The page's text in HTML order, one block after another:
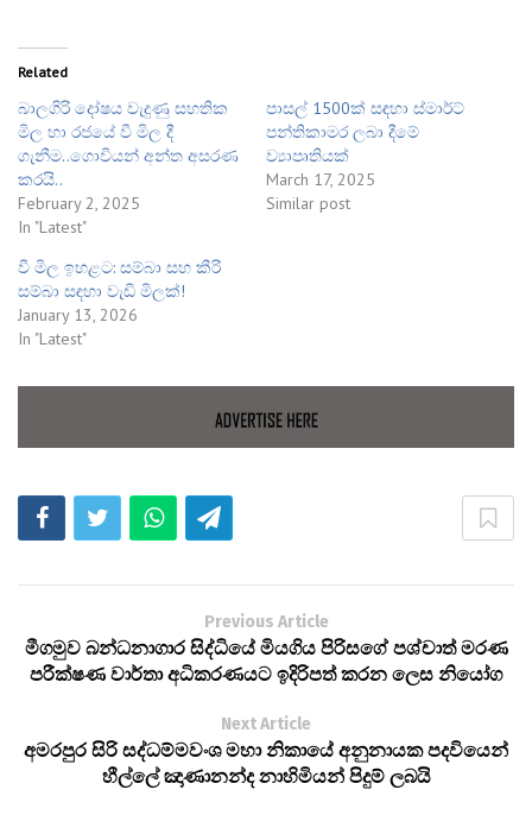
Related
බාලගිරි දෝෂය වැදුණු සහතික
මිල හා රජයේ වී මිල දී
ගැනීම..ගොවියන් අන්ත අසරණ
කරයි..
February 2, 2025
In "Latest"
පාසල් 1500ක් සඳහා ස්මාර්ට්
පන්තිකාමර ලබා දීමේ
ව්‍යාපෘතියක්
March 17, 2025
Similar post
​වී මිල ඉහළට: සම්බා සහ කීරි
සම්බා සඳහා වැඩි මිලක්!
January 13, 2026
In "Latest"
Previous Article
මීගමුව බන්ධනාගාර සිද්ධියේ මියගිය පිරිසගේ පශ්චාත් මරණ
පරීක්ෂණ වාර්තා අධිකරණයට ඉදිරිපත් කරන ලෙස නියෝග
Next Article
අමරපුර සිරි සද්ධම්මවංශ මහා නිකායේ අනුනායක පදවියෙන්
හීල්ලේ ඤාණානන්ද නාහිමියන් පිදුම් ලබයි